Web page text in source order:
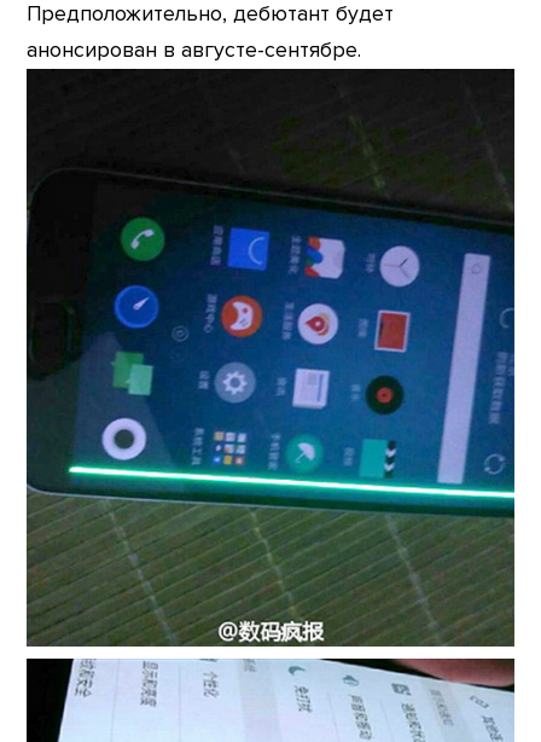
Предположительно, дебютант будет
анонсирован в августе-сентябре.